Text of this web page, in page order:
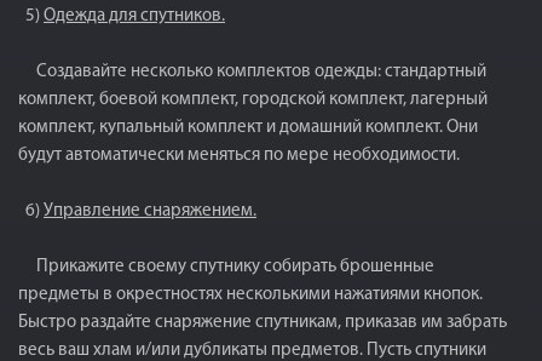
5) Одежда для спутников.
Создавайте несколько комплектов одежды: стандартный
комплект, боевой комплект, городской комплект, лагерный
комплект, купальный комплект и домашний комплект. Они
будут автоматически меняться по мере необходимости.
6) Управление снаряжением.
Прикажите своему спутнику собирать брошенные
предметы в окрестностях несколькими нажатиями кнопок.
Быстро раздайте снаряжение спутникам, приказав им забрать
весь ваш хлам и/или дубликаты предметов. Пусть спутники